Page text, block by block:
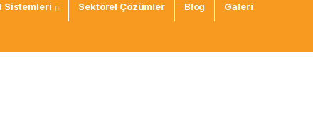
Sistemleri Sektörel Çözümler Blog Galeri